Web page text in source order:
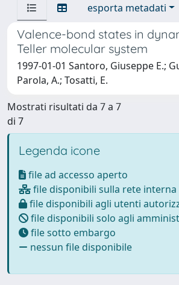
esporta metadati
Valence-bond states in
Teller molecular system
1997-01-01 Santoro, Giuseppe E.;
Parola, A.; Tosatti, E.
Mostrati risultati da 7 a 7
di 7
Legenda icone
file ad accesso aperto
file disponibili sulla rete interna
file disponibili agli utenti
file disponibili solo agli
file sotto embargo
nessun file disponibile